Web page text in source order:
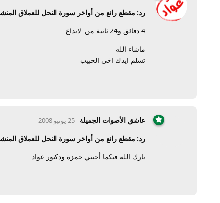
رد: مقطع رائع من أواخر سورة النحل للعملاق
4 دقائق و24 ثانية من الابداع
ماشاء الله
تسلم ايدك اخى الحبيب
عاشق الأصوات الجميلة 25 يونيو 2008
رد: مقطع رائع من أواخر سورة النحل للعملاق
بارك الله فيكما أحبتي حمزة ودكتور عواد